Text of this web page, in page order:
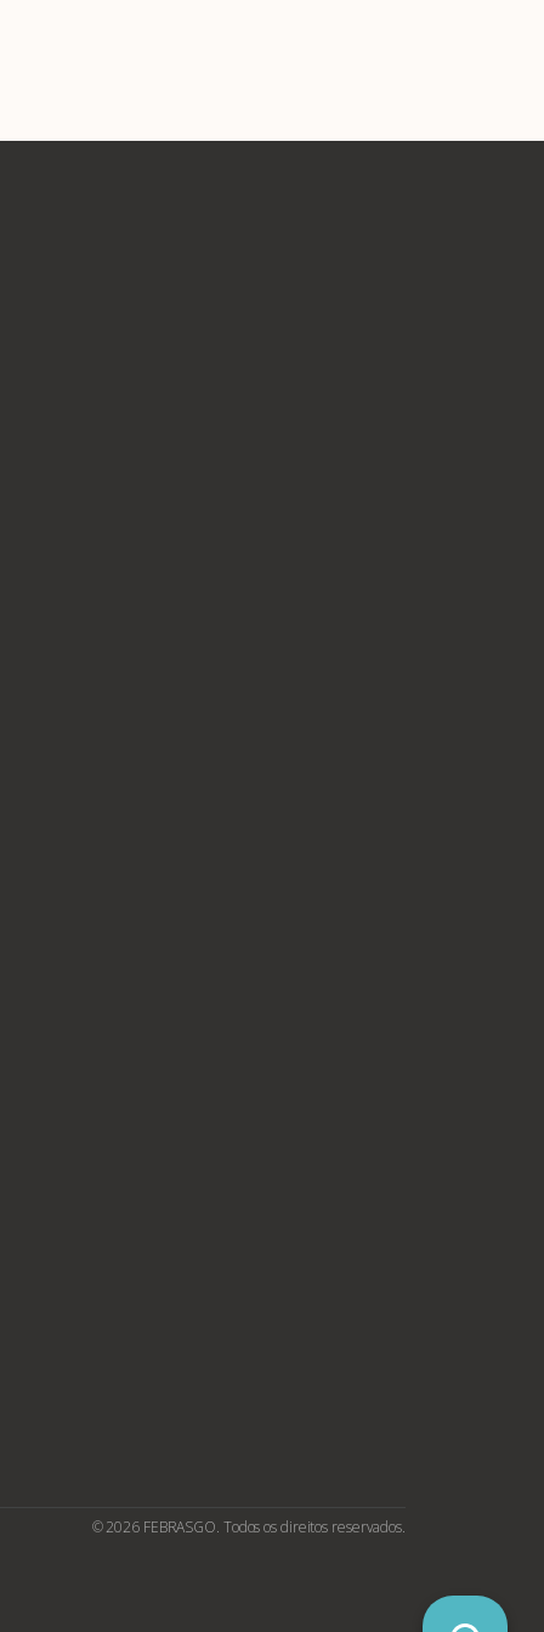
© 2026 FEBRASGO. Todos os direitos reservados.